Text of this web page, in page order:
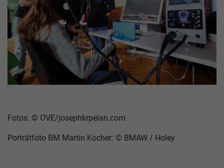
Fotos: © OVE/josephkrpelan.com
Porträtfoto BM Martin Kocher: © BMAW / Holey